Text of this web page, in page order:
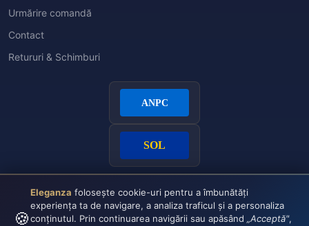
Urmărire comandă
Contact
Retururi & Schimburi
🍪
Eleganza folosește cookie-uri pentru a îmbunătăți
experiența ta de navigare, a analiza traficul și a personaliza
conținutul. Prin continuarea navigării sau apăsând „Acceptă",